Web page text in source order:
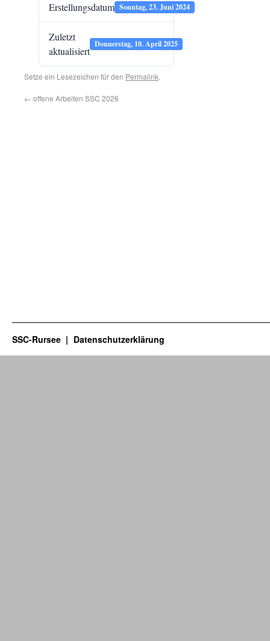
Erstellungsdatum Sonntag, 23. Juni 2024
Zuletzt
aktualisiert
Donnerstag, 10. April 2025
Setze ein Lesezeichen für den Permalink.
← offene Arbeiten SSC 2026
SSC-Rursee Datenschutzerklärung